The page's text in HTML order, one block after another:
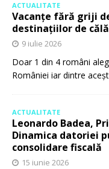
ACTUALITATE
Vacanțe fără griji
destinațiilor de
9 iulie 2026
Doar 1 din 4 români
României iar dintre
ACTUALITATE
Leonardo Badea,
Dinamica datoriei
consolidare fiscală
15 iunie 2026